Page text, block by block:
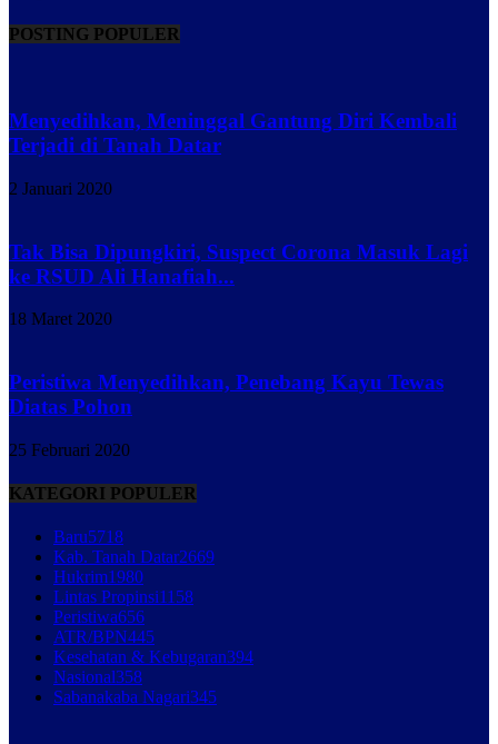
POSTING POPULER
Menyedihkan, Meninggal Gantung Diri Kembali
Terjadi di Tanah Datar
2 Januari 2020
Tak Bisa Dipungkiri, Suspect Corona Masuk Lagi
ke RSUD Ali Hanafiah...
18 Maret 2020
Peristiwa Menyedihkan, Penebang Kayu Tewas
Diatas Pohon
25 Februari 2020
KATEGORI POPULER
Baru5718
Kab. Tanah Datar2669
Hukrim1980
Lintas Propinsi1158
Peristiwa656
ATR/BPN445
Kesehatan & Kebugaran394
Nasional358
Sabanakaba Nagari345